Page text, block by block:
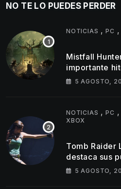
NO TE LO PUEDES PERDER
NOTICIAS ,PC
Mistfall
importante
simultáneos
5 AGOSTO,
NOTICIAS ,PC
XBOX
Tomb Raider
destaca sus
5 AGOSTO,